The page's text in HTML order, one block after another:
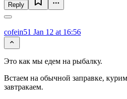
Reply
cofein51 Jan 12 at 16:56
Это как мы едем на рыбалку.
Встаем на обычной заправке,
завтракаем.